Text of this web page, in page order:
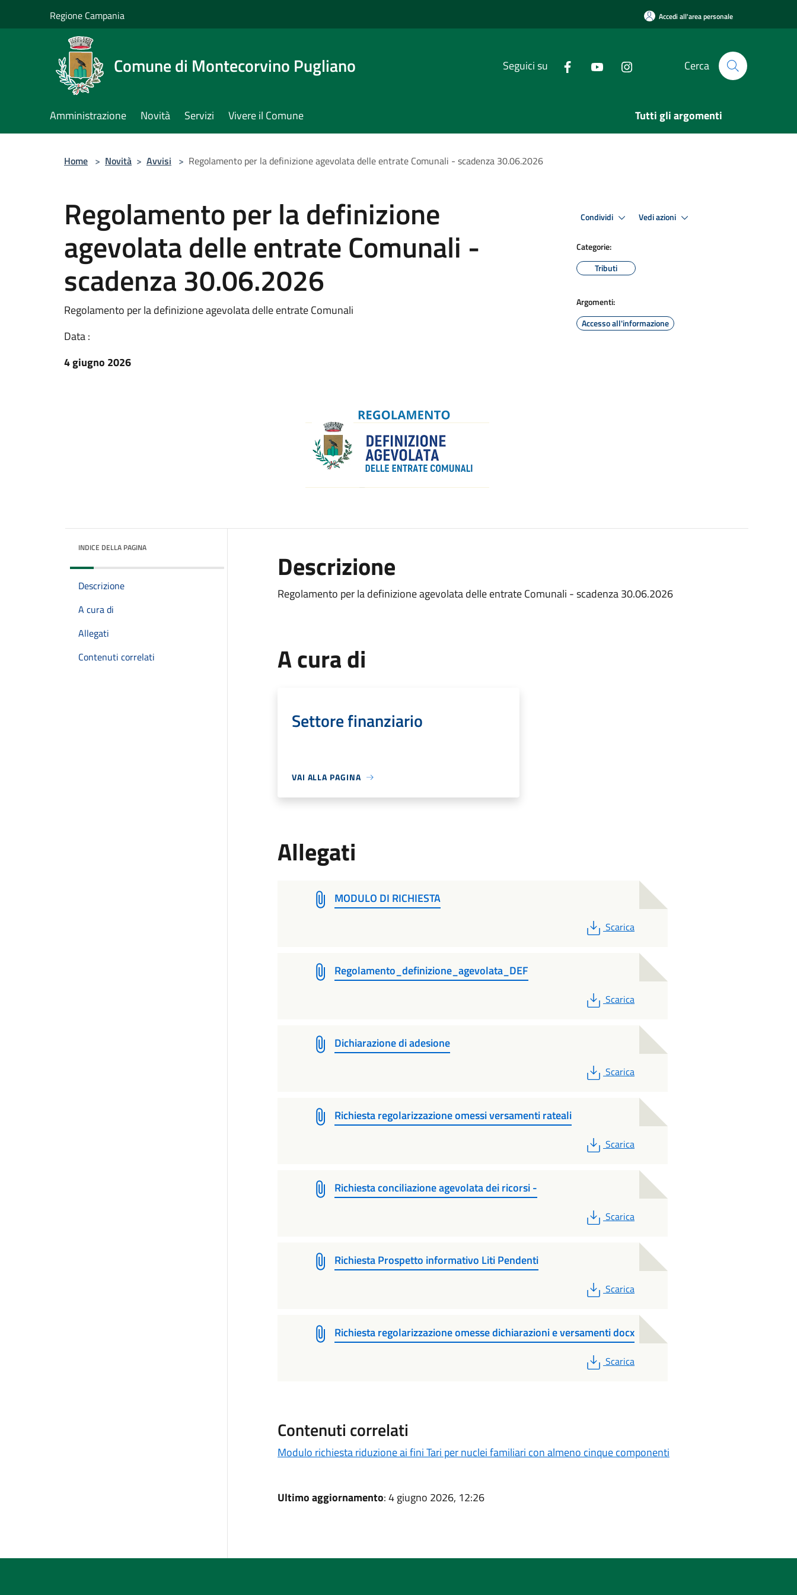
Regione Campania Accedi all'area personale
Comune di Montecorvino Pugliano Seguici su Cerca
Amministrazione Novità Servizi Vivere il Comune Tutti gli argomenti
Home > Novità > Avvisi > Regolamento per la definizione agevolata delle entrate Comunali - scadenza 30.06.2026
Regolamento per la definizione
agevolata delle entrate Comunali -
scadenza 30.06.2026
Regolamento per la definizione agevolata delle entrate Comunali
Data :
4 giugno 2026
Condividi Vedi azioni
Categorie:
Tributi
Argomenti:
Accesso all'informazione
INDICE DELLA PAGINA
Descrizione
A cura di
Allegati
Contenuti correlati
Descrizione
Regolamento per la definizione agevolata delle entrate Comunali - scadenza 30.06.2026
A cura di
Settore finanziario
VAI ALLA PAGINA
Allegati
MODULO DI RICHIESTA
PDF
Scarica
Regolamento_definizione_agevolata_DEF
PDF
Scarica
Dichiarazione di adesione
PDF
Scarica
Richiesta regolarizzazione omessi versamenti rateali
PDF
Scarica
Richiesta conciliazione agevolata dei ricorsi -
PDF
Scarica
Richiesta Prospetto informativo Liti Pendenti
PDF
Scarica
Richiesta regolarizzazione omesse dichiarazioni e versamenti docx
PDF
Scarica
Contenuti correlati
Modulo richiesta riduzione ai fini Tari per nuclei familiari con almeno cinque componenti
Ultimo aggiornamento: 4 giugno 2026, 12:26